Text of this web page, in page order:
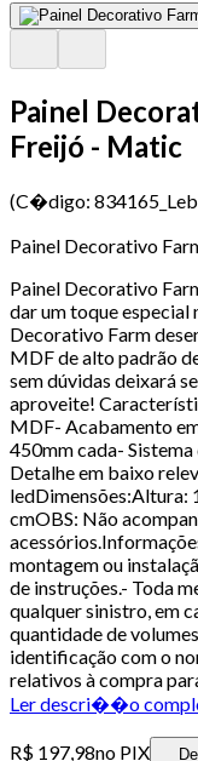
Painel
Freijó - Matic
(C�digo:
Painel Decorativo
Painel Decorativo
dar um toque especial
Decorativo Farm
MDF de alto padrão
sem dúvidas deixará
aproveite!
MDF- Acabamento
450mm cada-
Detalhe em baixo
ledDimensões:Altura:
cmOBS: Não
montagem ou
de instruções.- Toda
qualquer sinistro, em
quantidade de
identificação com o
relativos à compra
Ler descri��o
R$ 197,98no PIX